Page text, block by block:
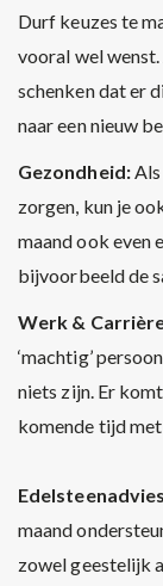
Durf keuzes te
vooral wel
schenken dat er
naar een nieuw
Gezondheid:
zorgen, kun je
maand ook even
bijvoorbeeld de
Werk &
‘machtig’
niets zijn. Er
komende tijd
maand
zowel geestelijk